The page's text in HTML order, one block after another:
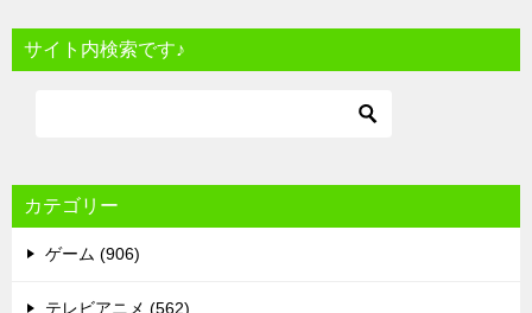
サイト内検索です♪
カテゴリー
ゲーム (906)
テレビアニメ (562)